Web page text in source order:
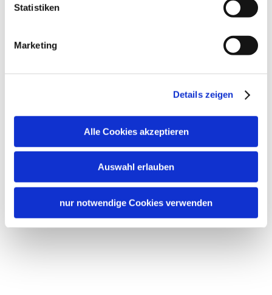
Statistiken
Marketing
Details zeigen
Alle Cookies akzeptieren
Auswahl erlauben
nur notwendige Cookies verwenden